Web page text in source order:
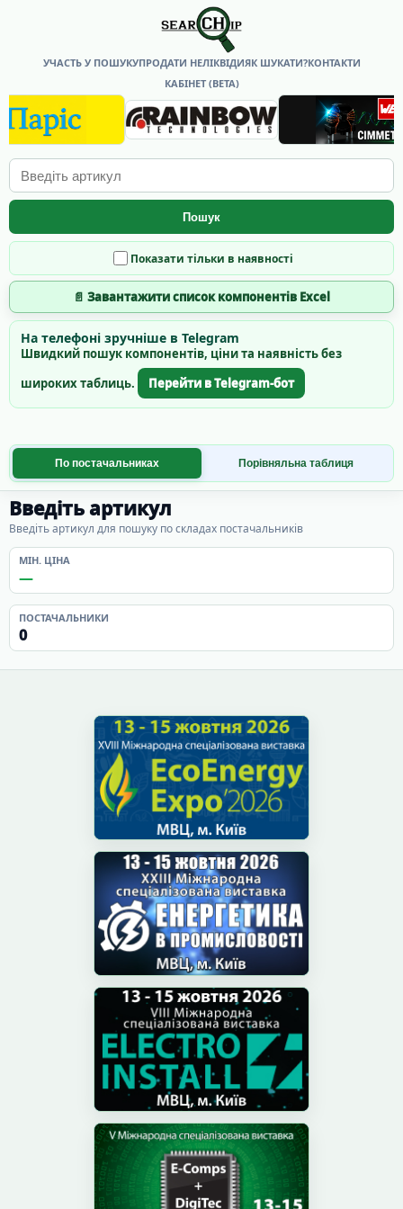
УЧАСТЬ У ПОШУКУПРОДАТИ НЕЛІКВІДИЯК ШУКАТИ?КОНТАКТИ
КАБІНЕТ (BETA)
Пошук
Показати тільки в наявності
📄 Завантажити список компонентів Excel
На телефоні зручніше в Telegram
Швидкий пошук компонентів, ціни та наявність без
широких таблиць.
Перейти в Telegram-бот
По постачальниках Порівняльна таблиця
Введіть артикул
Введіть артикул для пошуку по складах постачальників
МІН. ЦІНА
—
ПОСТАЧАЛЬНИКИ
0